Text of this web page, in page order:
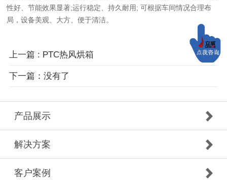
性好、节能效果显著;运行稳定、持久耐用; 可根据车间情况合理布
局，设备美观、大方、便于清洁。
上一篇 : PTC热风烘箱
下一篇：没有了
产品展示
解决方案
客户案例